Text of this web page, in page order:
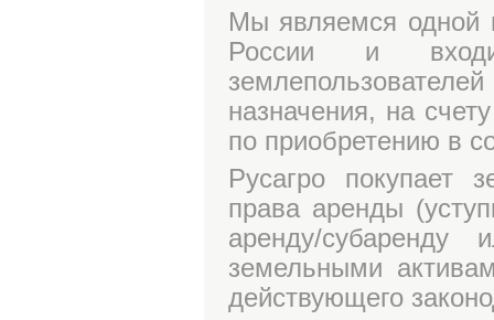
Мы являемся одной
России и
назначения, на
по приобретению в
Русагро покупает
права аренды
аренду/
земельными
действующего